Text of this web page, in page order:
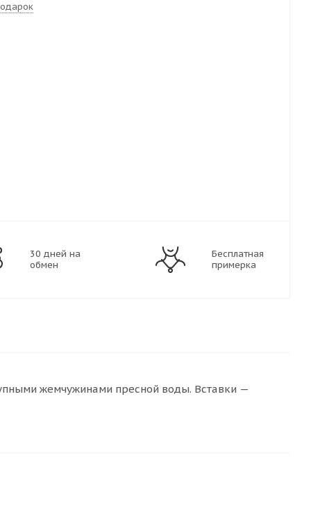
30 дней на
обмен
Бесплатная
примерка
жемчужинами пресной воды. Вставки —